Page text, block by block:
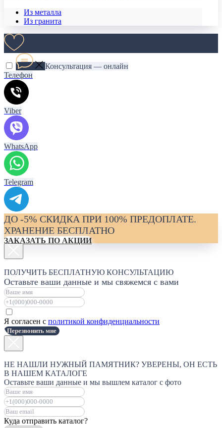
Из металла
Из гранита
Консультация — онлайн
Телефон
Viber
WhatsApp
Telegram
ДО -5% СКИДКА ПРИ 100% ПРЕДОПЛАТЕ.
ХРАНЕНИЕ БЕСПЛАТНО
ЗАКАЗАТЬ ПО АКЦИИ
ПОЛУЧИТЬ БЕСПЛАТНУЮ КОНСУЛЬТАЦИЮ
Оставьте ваши данные и мы свяжемся с вами
Я согласен с политикой конфиденциальности
Перезвонить мне
НЕ НАШЛИ НУЖНЫЙ ПАМЯТНИК? УВЕРЕНЫ, ОН ЕСТЬ
В НАШЕМ КАТАЛОГЕ
Оставьте ваши данные и мы вышлем каталог с фото
Куда отправить каталог?